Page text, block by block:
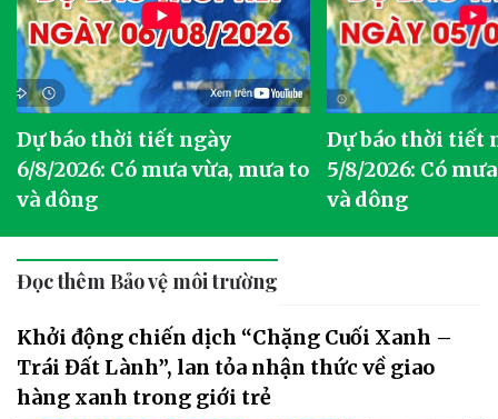
Dự báo thời tiết ngày
6/8/2026: Có mưa vừa, mưa to
và dông
Dự báo thời tiết
5/8/2026: Có
và dông
Đọc thêm Bảo vệ môi trường
Khởi động chiến dịch “Chặng Cuối Xanh –
Trái Đất Lành”, lan tỏa nhận thức về giao
hàng xanh trong giới trẻ